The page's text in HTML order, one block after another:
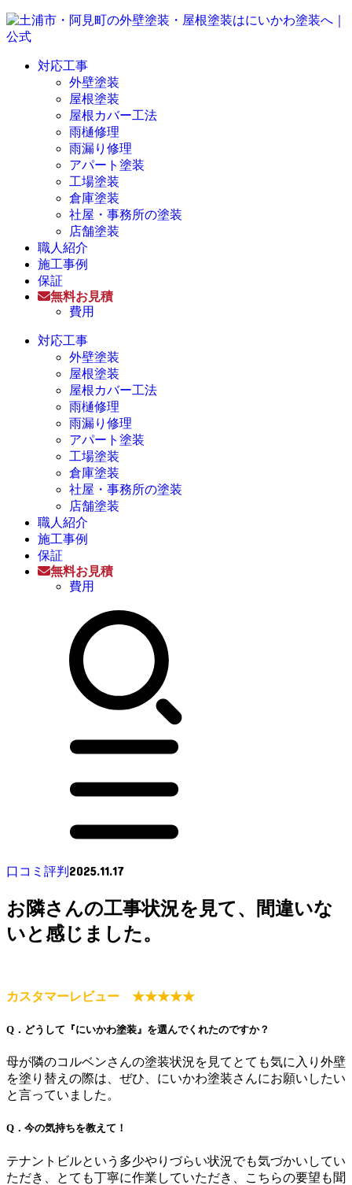
対応工事
外壁塗装
屋根塗装
屋根カバー工法
雨樋修理
雨漏り修理
アパート塗装
工場塗装
倉庫塗装
社屋・事務所の塗装
店舗塗装
職人紹介
施工事例
保証
無料お見積
費用
対応工事
外壁塗装
屋根塗装
屋根カバー工法
雨樋修理
雨漏り修理
アパート塗装
工場塗装
倉庫塗装
社屋・事務所の塗装
店舗塗装
職人紹介
施工事例
保証
無料お見積
費用
口コミ評判 2025.11.17
お隣さんの工事状況を見て、間違いな
いと感じました。
カスタマーレビュー ★★★★★
Q．どうして『にいかわ塗装』を選んでくれたのですか？
母が隣のコルベンさんの塗装状況を見てとても気に入り外壁
を塗り替えの際は、ぜひ、にいかわ塗装さんにお願いしたい
と言っていました。
Q．今の気持ちを教えて！
テナントビルという多少やりづらい状況でも気づかいしてい
ただき、とても丁寧に作業していただき、こちらの要望も聞